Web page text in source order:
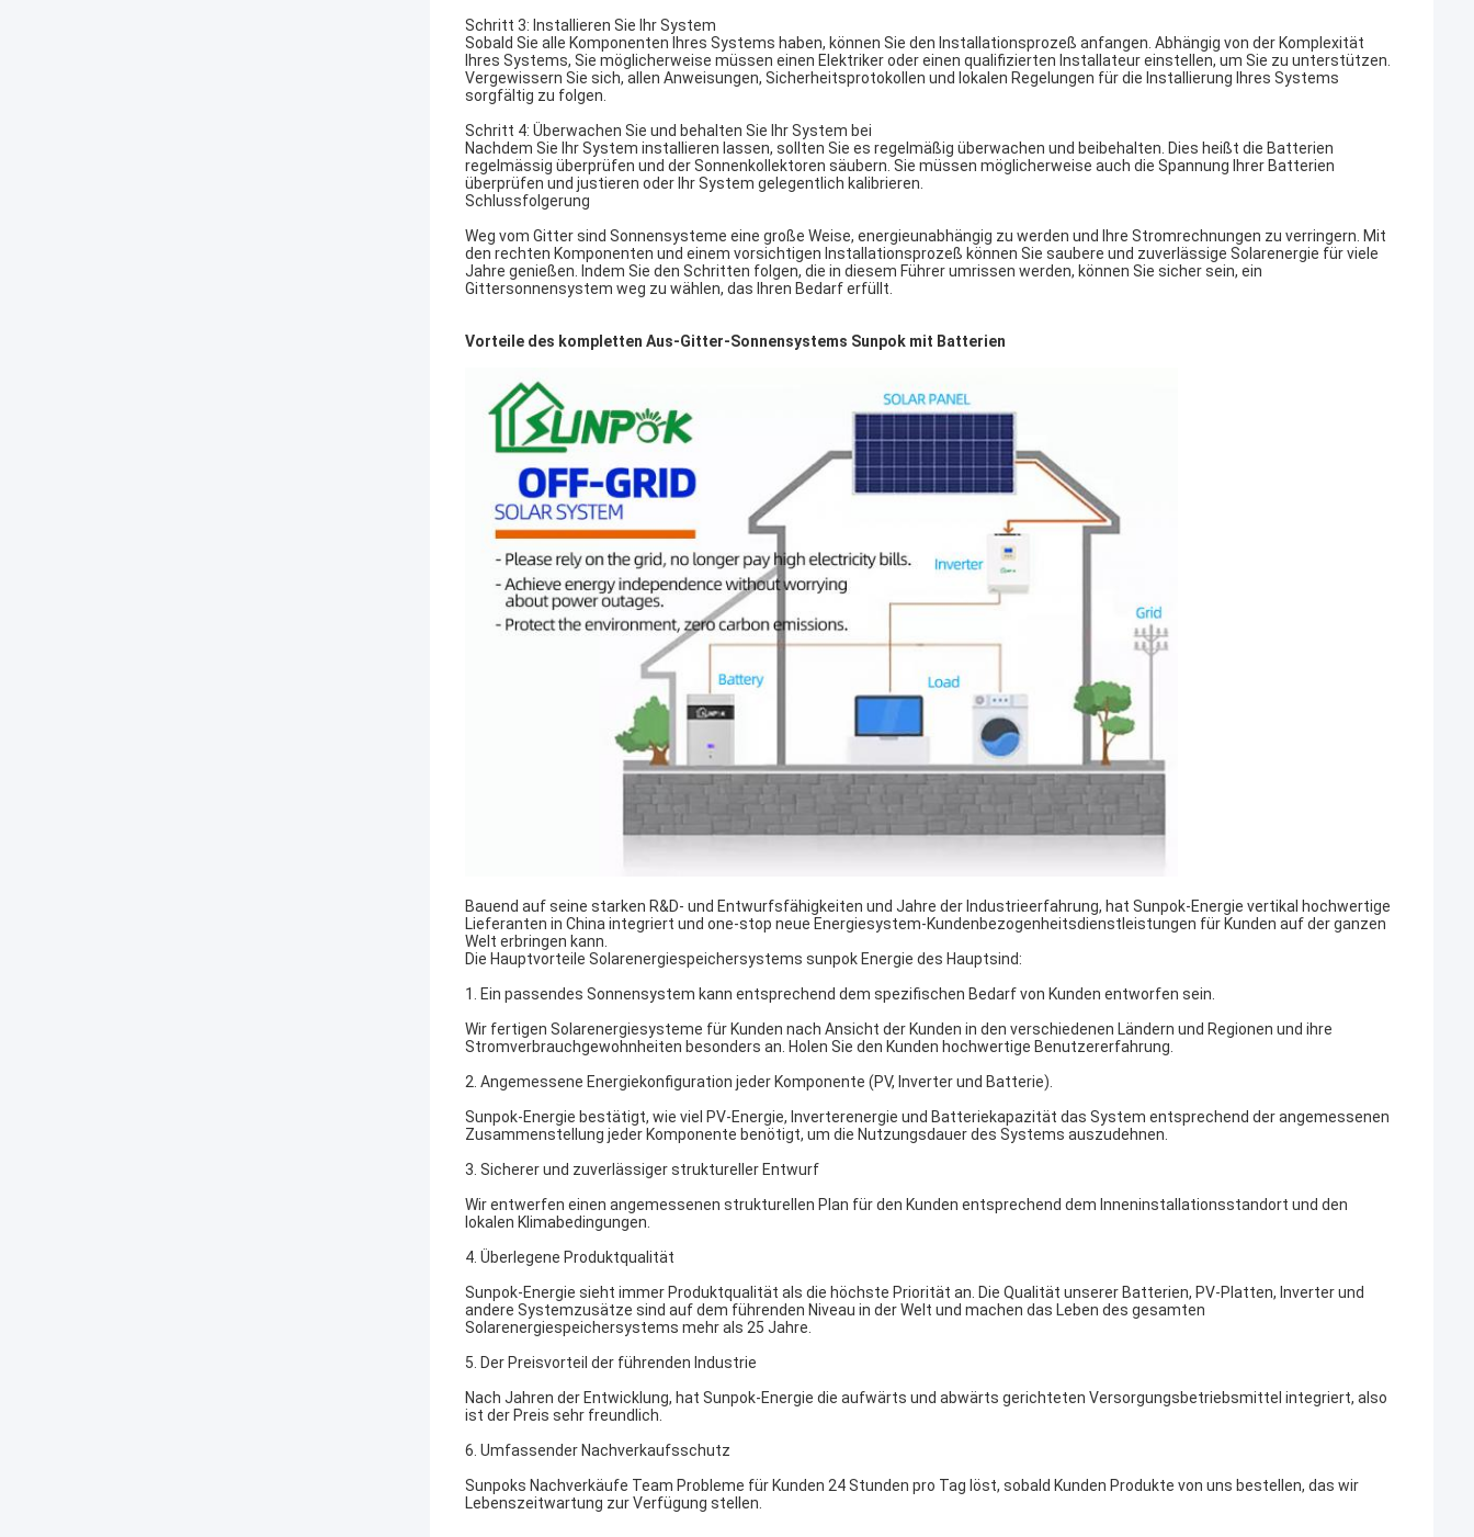
Schritt 3: Installieren Sie Ihr System
Sobald Sie alle Komponenten Ihres Systems haben, können Sie den Installationsprozeß anfangen. Abhängig von der Komplexität
Ihres Systems, Sie möglicherweise müssen einen Elektriker oder einen qualifizierten Installateur einstellen, um Sie zu unterstützen.
Vergewissern Sie sich, allen Anweisungen, Sicherheitsprotokollen und lokalen Regelungen für die Installierung Ihres Systems
sorgfältig zu folgen.
Schritt 4: Überwachen Sie und behalten Sie Ihr System bei
Nachdem Sie Ihr System installieren lassen, sollten Sie es regelmäßig überwachen und beibehalten. Dies heißt die Batterien
regelmässig überprüfen und der Sonnenkollektoren säubern. Sie müssen möglicherweise auch die Spannung Ihrer Batterien
überprüfen und justieren oder Ihr System gelegentlich kalibrieren.
Schlussfolgerung
Weg vom Gitter sind Sonnensysteme eine große Weise, energieunabhängig zu werden und Ihre Stromrechnungen zu verringern. Mit
den rechten Komponenten und einem vorsichtigen Installationsprozeß können Sie saubere und zuverlässige Solarenergie für viele
Jahre genießen. Indem Sie den Schritten folgen, die in diesem Führer umrissen werden, können Sie sicher sein, ein
Gittersonnensystem weg zu wählen, das Ihren Bedarf erfüllt.
Vorteile des kompletten Aus-Gitter-Sonnensystems Sunpok mit Batterien
Bauend auf seine starken R&D- und Entwurfsfähigkeiten und Jahre der Industrieerfahrung, hat Sunpok-Energie vertikal hochwertige
Lieferanten in China integriert und one-stop neue Energiesystem-Kundenbezogenheitsdienstleistungen für Kunden auf der ganzen
Welt erbringen kann.
Die Hauptvorteile Solarenergiespeichersystems sunpok Energie des Hauptsind:
1. Ein passendes Sonnensystem kann entsprechend dem spezifischen Bedarf von Kunden entworfen sein.
Wir fertigen Solarenergiesysteme für Kunden nach Ansicht der Kunden in den verschiedenen Ländern und Regionen und ihre
Stromverbrauchgewohnheiten besonders an. Holen Sie den Kunden hochwertige Benutzererfahrung.
2. Angemessene Energiekonfiguration jeder Komponente (PV, Inverter und Batterie).
Sunpok-Energie bestätigt, wie viel PV-Energie, Inverterenergie und Batteriekapazität das System entsprechend der angemessenen
Zusammenstellung jeder Komponente benötigt, um die Nutzungsdauer des Systems auszudehnen.
3. Sicherer und zuverlässiger struktureller Entwurf
Wir entwerfen einen angemessenen strukturellen Plan für den Kunden entsprechend dem Inneninstallationsstandort und den
lokalen Klimabedingungen.
4. Überlegene Produktqualität
Sunpok-Energie sieht immer Produktqualität als die höchste Priorität an. Die Qualität unserer Batterien, PV-Platten, Inverter und
andere Systemzusätze sind auf dem führenden Niveau in der Welt und machen das Leben des gesamten
Solarenergiespeichersystems mehr als 25 Jahre.
5. Der Preisvorteil der führenden Industrie
Nach Jahren der Entwicklung, hat Sunpok-Energie die aufwärts und abwärts gerichteten Versorgungsbetriebsmittel integriert, also
ist der Preis sehr freundlich.
6. Umfassender Nachverkaufsschutz
Sunpoks Nachverkäufe Team Probleme für Kunden 24 Stunden pro Tag löst, sobald Kunden Produkte von uns bestellen, das wir
Lebenszeitwartung zur Verfügung stellen.